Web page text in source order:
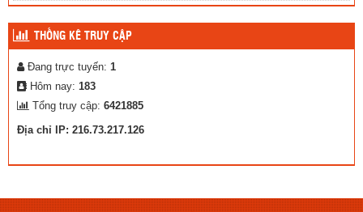
THỐNG KÊ TRUY CẬP
Đang trực tuyến: 1
Hôm nay: 183
Tổng truy cập: 6421885
Địa chỉ IP: 216.73.217.126